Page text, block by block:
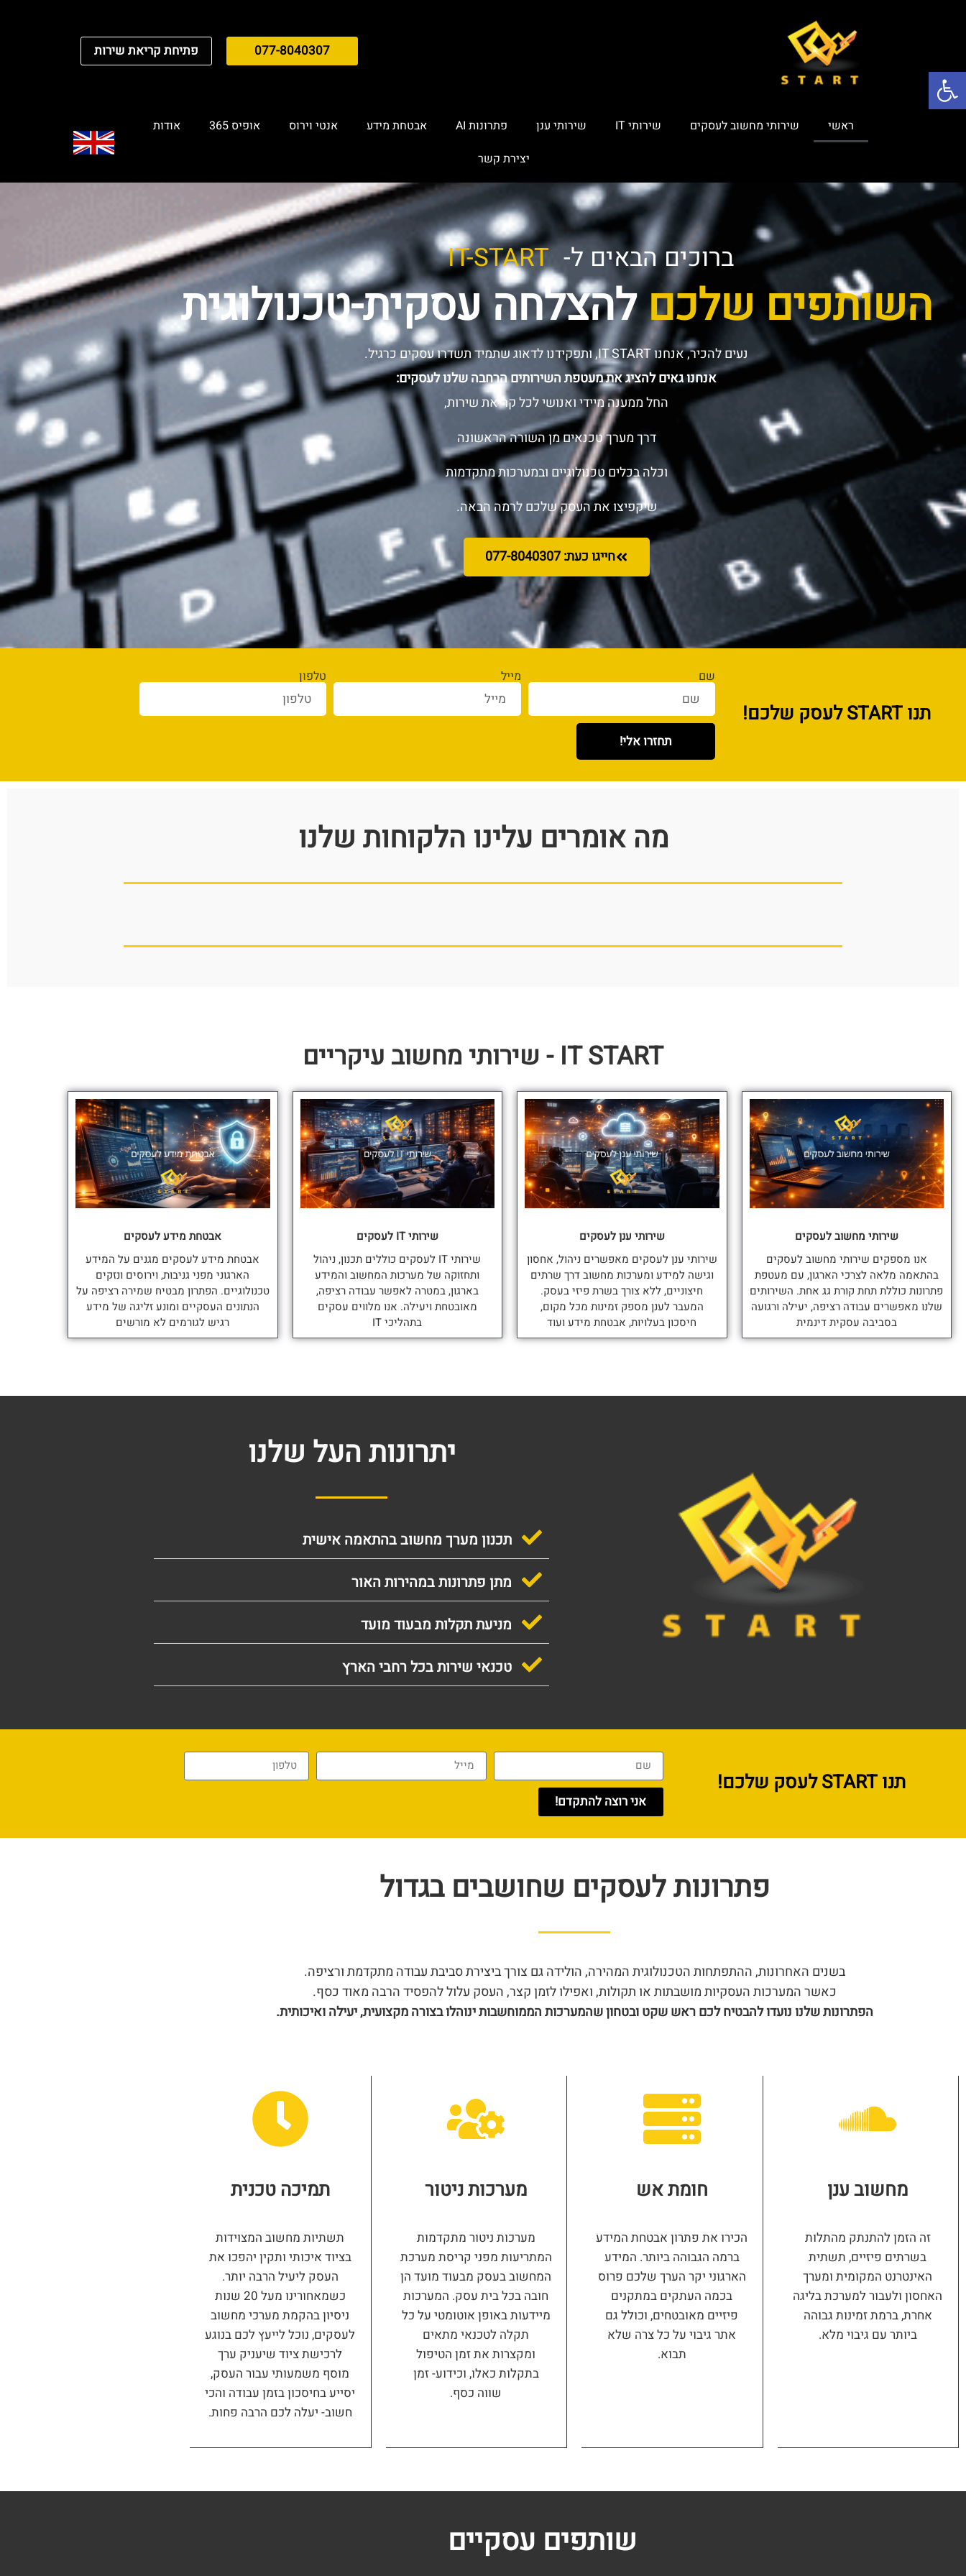
077-8040307 פתיחת קריאת שירות
ראשי שירותי מחשוב לעסקים שירותי IT שירותי ענן פתרונות AI אבטחת מידע אנטי וירוס אופיס 365
אודות
יצירת קשר
ברוכים הבאים ל- IT-START
השותפים שלכםלהצלחה עסקית-טכנולוגית
נעים להכיר, אנחנו IT START, ותפקידנו לדאוג שתמיד תשדרו עסקים כרגיל.
אנחנו גאים להציג את מעטפת השירותים הרחבה שלנו לעסקים:
החל ממענה מיידי ואנושי לכל קריאת שירות,
דרך מערך טכנאים מן השורה הראשונה
וכלה בכלים טכנולוגיים ובמערכות מתקדמות
שיקפיצו את העסק שלכם לרמה הבאה.
חייגו כעת: 077-8040307
תנו START לעסק שלכם!
שם מייל טלפון
תחזרו אלי!
מה אומרים עלינו הלקוחות שלנו
IT START - שירותי מחשוב עיקריים
שירותי מחשוב לעסקים
אנו מספקים שירותי מחשוב לעסקים
בהתאמה מלאה לצרכי הארגון, עם מעטפת
פתרונות כוללת תחת קורת גג אחת. השירותים
שלנו מאפשרים עבודה רציפה, יעילה ורגועה
בסביבה עסקית דינמית
שירותי ענן לעסקים
שירותי ענן לעסקים מאפשרים ניהול, אחסון
וגישה למידע ומערכות מחשוב דרך שרתים
חיצוניים, ללא צורך בשרת פיזי בעסק.
המעבר לענן מספק זמינות מכל מקום,
חיסכון בעלויות, אבטחת מידע ועוד
שירותי IT לעסקים
שירותי IT לעסקים כוללים תכנון, ניהול
ותחזוקה של מערכות המחשוב והמידע
בארגון, במטרה לאפשר עבודה רציפה,
מאובטחת ויעילה. אנו מלווים עסקים
בתהליכי IT
אבטחת מידע לעסקים
אבטחת מידע לעסקים מגנים על המידע
הארגוני מפני גניבות, וירוסים ונזקים
טכנולוגיים. הפתרון מבטיח שמירה רציפה על
הנתונים העסקיים ומונע זליגה של מידע
רגיש לגורמים לא מורשים
יתרונות העל שלנו
תכנון מערך מחשוב בהתאמה אישית
מתן פתרונות במהירות האור
מניעת תקלות מבעוד מועד
טכנאי שירות בכל רחבי הארץ
תנו START לעסק שלכם!
אני רוצה להתקדם!
פתרונות לעסקים שחושבים בגדול
בשנים האחרונות, ההתפתחות הטכנולוגית המהירה, הולידה גם צורך ביצירת סביבת עבודה מתקדמת ורציפה.
כאשר המערכות העסקיות מושבתות או תקולות, ואפילו לזמן קצר, העסק עלול להפסיד הרבה מאוד כסף.
הפתרונות שלנו נועדו להבטיח לכם ראש שקט ובטחון שהמערכות הממוחשבות ינוהלו בצורה מקצועית, יעילה ואיכותית.
מחשוב ענן
זה הזמן להתנתק מהתלות
בשרתים פיזיים, תשתית
האינטרנט המקומית ומערך
האחסון ולעבור למערכת בליגה
אחרת, ברמת זמינות גבוהה
ביותר עם גיבוי מלא.
חומת אש
הכירו את פתרון אבטחת המידע
ברמה הגבוהה ביותר. המידע
הארגוני יקר הערך שלכם פרוס
בכמה העתקים במתקנים
פיזיים מאובטחים, וכולל גם
אתר גיבוי על כל צרה שלא
תבוא.
מערכות ניטור
מערכות ניטור מתקדמות
המתריעות מפני קריסת מערכת
המחשוב בעסק מבעוד מועד הן
חובה בכל בית עסק. המערכות
מיידעות באופן אוטומטי על כל
תקלה לטכנאי מתאים
ומקצרות את זמן הטיפול
בתקלות כאלו, וכידוע- זמן
שווה כסף.
תמיכה טכנית
תשתיות מחשוב המצוידות
בציוד איכותי ותקין יהפכו את
העסק ליעיל הרבה יותר.
כשמאחורינו מעל 20 שנות
ניסיון בהקמת מערכי מחשוב
לעסקים, נוכל לייעץ לכם בנוגע
לרכישת ציוד שיעניק ערך
מוסף משמעותי עבור העסק,
יסייע בחיסכון בזמן עבודה והכי
חשוב- יעלה לכם הרבה פחות.
שותפים עסקיים
פתח סרגל נגישות